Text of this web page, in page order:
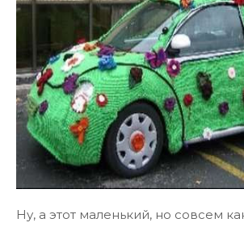
Ну, а этот маленький, но совсем